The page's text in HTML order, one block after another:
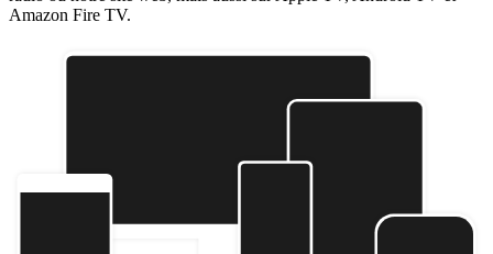
Amazon Fire TV.